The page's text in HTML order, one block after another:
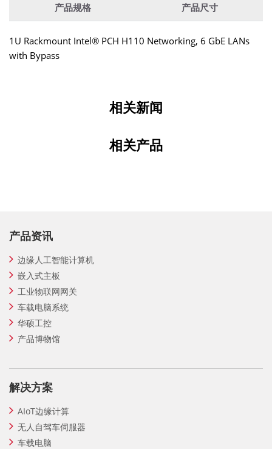
产品规格 产品尺寸
1U Rackmount Intel® PCH H110 Networking, 6 GbE LANs
with Bypass
相关新闻
相关产品
产品资讯
边缘人工智能计算机
嵌入式主板
工业物联网网关
车载电脑系统
华硕工控
产品博物馆
解决方案
AIoT边缘计算
无人自驾车伺服器
车载电脑